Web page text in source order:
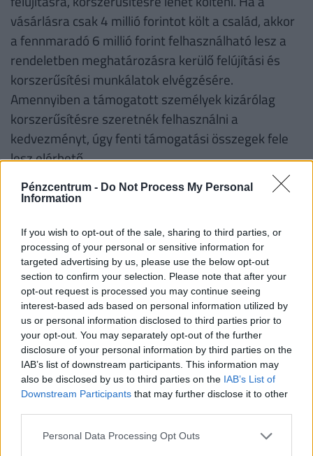
Pénzcentrum - Do Not Process My Personal
Information
If you wish to opt-out of the sale, sharing to third parties, or
processing of your personal or sensitive information for
targeted advertising by us, please use the below opt-out
section to confirm your selection. Please note that after your
opt-out request is processed you may continue seeing
interest-based ads based on personal information utilized by
us or personal information disclosed to third parties prior to
your opt-out. You may separately opt-out of the further
disclosure of your personal information by third parties on the
IAB’s list of downstream participants. This information may
also be disclosed by us to third parties on the IAB’s List of
Downstream Participants that may further disclose it to other
Personal Data Processing Opt Outs
vásárlásra csak 4 millió forintot költ a család, akkor
a fennmaradó 6 millió forint felhasználható lesz a
rendeletben meghatározásra kerülő felújítási és
korszerűsítési munkálatok elvégzésére.
Amennyiben a támogatott személyek kizárólag
korszerűsítésre szeretnék felhasználni a
kedvezményt, úgy fenti támogatási összegek fele
lesz elérhető.
Fontos!A támogatás abban az esetben is
igényelhető korszerűsítésre és/vagy bővítésre, ha
korábban az adott lakásra már vettek igénybe
CSOK-ot. Ha valaki a korszerűsítési és/vagy bővítési
munkálatokat nem teljesíti, a folyósított családi
otthonteremtési kedvezményt - ideértve annak a
lakás vásárlására számított összegét is − a
folyósítás napjától számított, Ptk. szerinti
késedelmi kamattal növelten köteles visszafizetni.
Családtámogatások 2019. július 1-től(millió
1